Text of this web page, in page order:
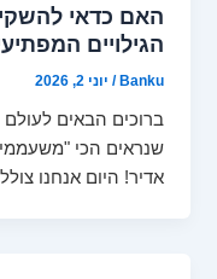
האם כדאי
הגילויים
Banku
/ יוני 2, 2026
ברוכים הבאים
שנראים הכי
אדיר! היום אנחנו